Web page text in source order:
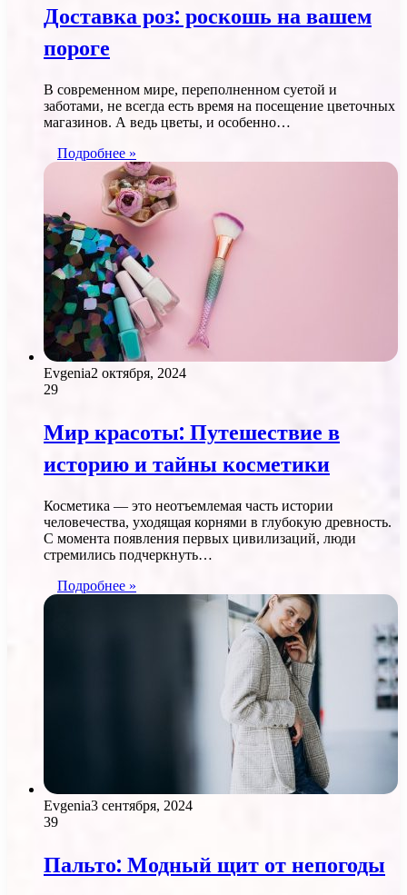
Доставка роз: роскошь на вашем
пороге
В современном мире, переполненном суетой и
заботами, не всегда есть время на посещение цветочных
магазинов. А ведь цветы, и особенно…
Подробнее »
Evgenia2 октября, 2024
29
Мир красоты: Путешествие в
историю и тайны косметики
Косметика — это неотъемлемая часть истории
человечества, уходящая корнями в глубокую древность.
С момента появления первых цивилизаций, люди
стремились подчеркнуть…
Подробнее »
Evgenia3 сентября, 2024
39
Пальто: Модный щит от непогоды